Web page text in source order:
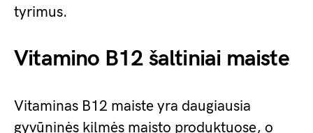
tyrimus.
Vitamino B12 šaltiniai maiste
Vitaminas B12 maiste yra daugiausia
gyvūninės kilmės maisto produktuose, o